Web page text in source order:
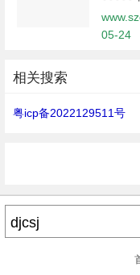
当地文
度假为
05-24
相关搜索
粤icp备2022129511号